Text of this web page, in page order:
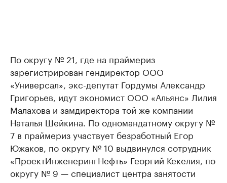
По округу № 21, где на праймериз
зарегистрирован гендиректор ООО
«Универсал», экс-депутат Гордумы Александр
Григорьев, идут экономист ООО «Альянс» Лилия
Малахова и замдиректора той же компании
Наталья Шейкина. По одномандатному округу №
7 в праймериз участвует безработный Егор
Южаков, по округу № 10 выдвинулся сотрудник
«ПроектИнженерингНефть» Георгий Кекелия, по
округу № 9 — специалист центра занятости